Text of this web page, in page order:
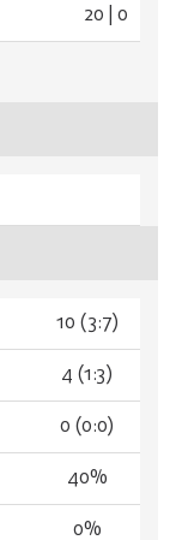
20 | 0
10 (3:7)
4 (1:3)
0 (0:0)
40%
0%